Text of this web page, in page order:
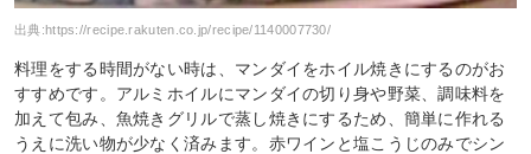
出典:https://recipe.rakuten.co.jp/recipe/1140007730/
料理をする時間がない時は、マンダイをホイル焼きにするのがお
すすめです。アルミホイルにマンダイの切り身や野菜、調味料を
加えて包み、魚焼きグリルで蒸し焼きにするため、簡単に作れる
うえに洗い物が少なく済みます。赤ワインと塩こうじのみでシン